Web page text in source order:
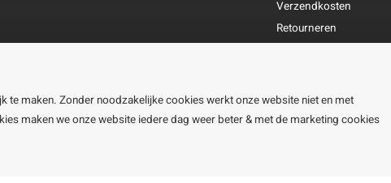
Verzendkosten
Retourneren
Openingstijden & contact
maken. Zonder noodzakelijke cookies werkt onze website niet en met
maken we onze website iedere dag weer beter & met de marketing cookies